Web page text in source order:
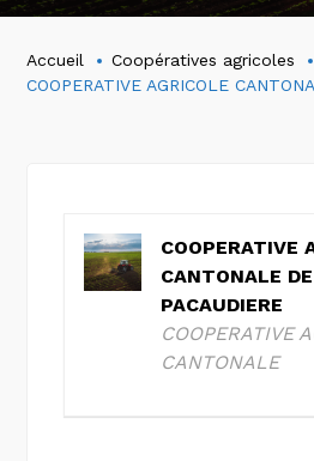
Accueil
Coopératives agricoles
COOPERATIVE AGRICOLE
COOPERATIVE
CANTONALE
PACAUDIERE
COOPERATIVE
CANTONALE